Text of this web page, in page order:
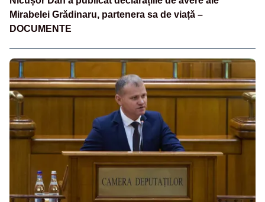
Mirabelei Grădinaru, partenera sa de viață –
DOCUMENTE